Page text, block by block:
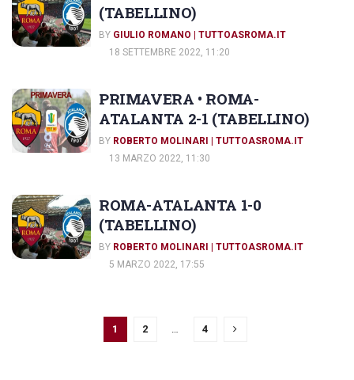
(TABELLINO)
BY GIULIO ROMANO | TUTTOASROMA.IT
18 SETTEMBRE 2022, 11:20
PRIMAVERA • ROMA-
ATALANTA 2-1 (TABELLINO)
BY ROBERTO MOLINARI | TUTTOASROMA.IT
13 MARZO 2022, 11:30
ROMA-ATALANTA 1-0
(TABELLINO)
BY ROBERTO MOLINARI | TUTTOASROMA.IT
5 MARZO 2022, 17:55
1 2 … 4